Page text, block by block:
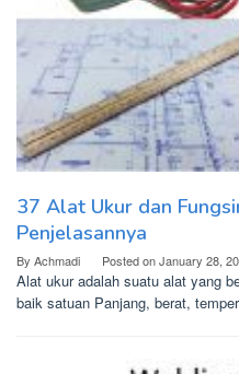
37 Alat Ukur dan
Penjelasannya
By Achmadi Posted onJanuary 28,
Alat ukur adalah suatu alat yang
baik satuan Panjang, berat,